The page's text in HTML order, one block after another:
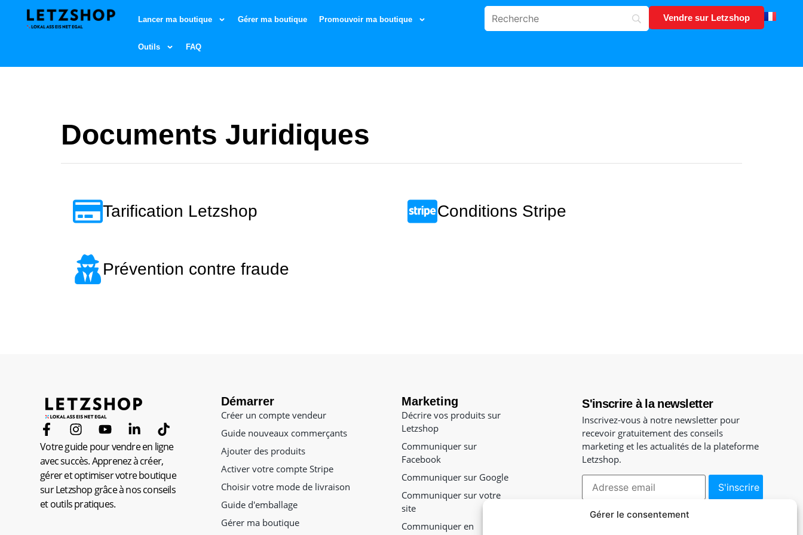
Gérer le consentement
Lancer ma boutique Gérer ma boutique Promouvoir ma boutique
Outils FAQ
Vendre sur Letzshop
Documents Juridiques
Tarification Letzshop Conditions Stripe
Prévention contre fraude
Votre guide pour vendre en ligne
avec succès. Apprenez à créer,
gérer et optimiser votre boutique
sur Letzshop grâce à nos conseils
et outils pratiques.
Démarrer
Créer un compte vendeur
Guide nouveaux commerçants
Ajouter des produits
Activer votre compte Stripe
Choisir votre mode de livraison
Guide d'emballage
Gérer ma boutique
Marketing
Décrire vos produits sur
Letzshop
Communiquer sur
Facebook
Communiquer sur Google
Communiquer sur votre
site
Communiquer en
S'inscrire à la newsletter
Inscrivez-vous à notre newsletter pour
recevoir gratuitement des conseils
marketing et les actualités de la plateforme
Letzshop.